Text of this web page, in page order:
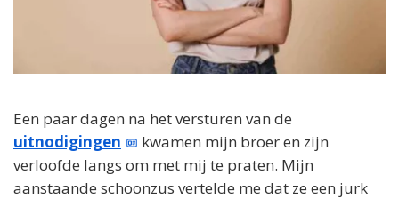
Een paar dagen na het versturen van de
uitnodigingen
kwamen mijn broer en zijn
verloofde langs om met mij te praten. Mijn
aanstaande schoonzus vertelde me dat ze een jurk